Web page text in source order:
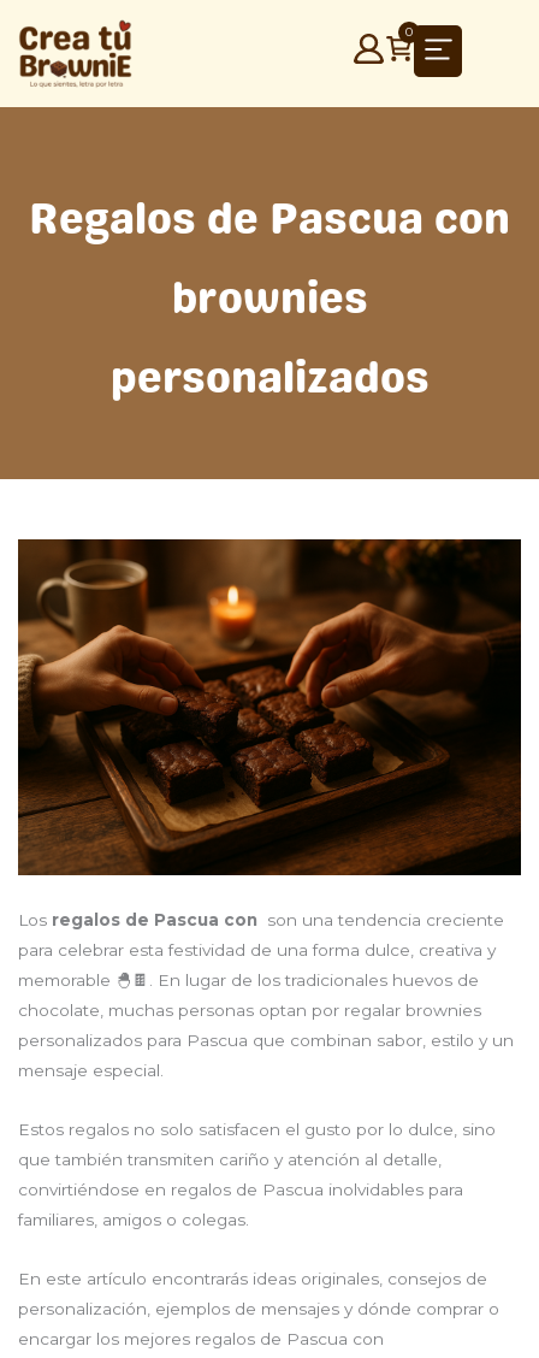
contenido
0
Regalos de Pascua con
brownies
personalizados
Los regalos de Pascua con
son una tendencia creciente
para celebrar esta festividad de una forma dulce, creativa y
memorable 🐣🍫. En lugar de los tradicionales huevos de
chocolate, muchas personas optan por regalar brownies
personalizados para Pascua que combinan sabor, estilo y un
mensaje especial.
Estos regalos no solo satisfacen el gusto por lo dulce, sino
que también transmiten cariño y atención al detalle,
convirtiéndose en regalos de Pascua inolvidables para
familiares, amigos o colegas.
En este artículo encontrarás ideas originales, consejos de
personalización, ejemplos de mensajes y dónde comprar o
encargar los mejores regalos de Pascua con